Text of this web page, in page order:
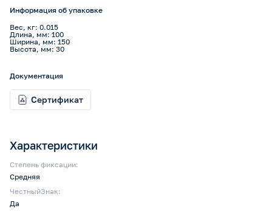
Характеристики
Степень фиксации:
Средняя
ЧестныйЗнак:
Да
Информация об упаковке
Вес, кг: 0.015
Длина, мм: 100
Ширина, мм: 150
Высота, мм: 30
Документация
Сертификат